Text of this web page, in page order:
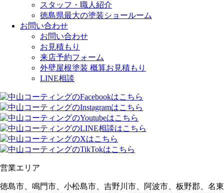
スタッフ・職人紹介
徳島県最大の塗装ショールーム
お問い合わせ
お問い合わせ
お見積もり
来店予約フォーム
外壁屋根塗装 概算お見積もり
LINE相談
営業エリア
徳島市、鳴門市、小松島市、吉野川市、阿波市、板野郡、名東